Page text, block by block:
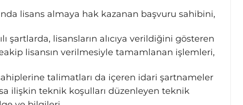
lisans almaya hak kazanan başvuru sahibini,
şartlarda, lisansların alıcıya verildiğini gösteren
lisansın verilmesiyle tamamlanan işlemleri,
talimatları da içeren idari şartnameler
ilişkin teknik koşulları düzenleyen teknik